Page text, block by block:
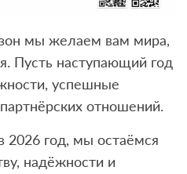
мы желаем вам мира,
Пусть наступающий год
успешные
отношений.
2026 год, мы остаёмся
надёжности и